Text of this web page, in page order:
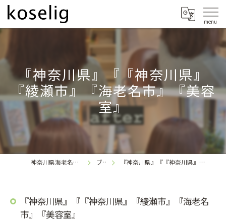
『神奈川県』『『神奈川県』
『綾瀬市』『海老名市』『美容
室』
神奈川県海老名の美容室なら koselig
ブログ 『神奈川県』『『神奈川県』『綾瀬市』『海老名市』『美容室』
『神奈川県』『『神奈川県』『綾瀬市』『海老名
市』『美容室』